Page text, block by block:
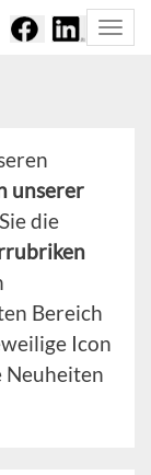
unserer
die
Bereich
Icon
Neuheiten